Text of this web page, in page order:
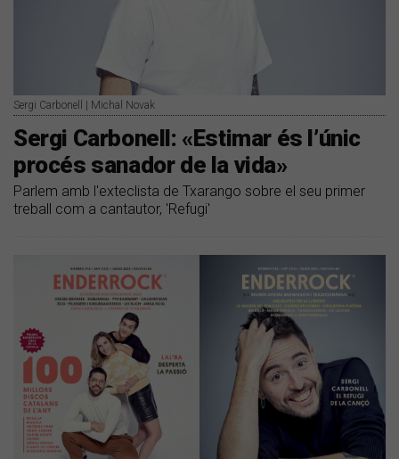
Sergi Carbonell | Michal Novak
Sergi Carbonell: «Estimar és l’únic
procés sanador de la vida»
Parlem amb l'exteclista de Txarango sobre el seu primer
treball com a cantautor, 'Refugi'